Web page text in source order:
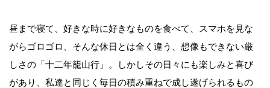
昼まで寝て、好きな時に好きなものを食べて、スマホを見な
がらゴロゴロ、そんな休日とは全く違う、想像もできない厳
しさの「十二年籠山行」。しかしその日々にも楽しみと喜び
があり、私達と同じく毎日の積み重ねで成し遂げられるもの